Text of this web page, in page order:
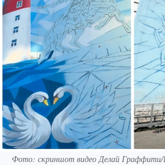
Фото: скриншот видео Делай Граффити/